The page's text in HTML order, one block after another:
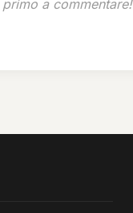
a commentare!